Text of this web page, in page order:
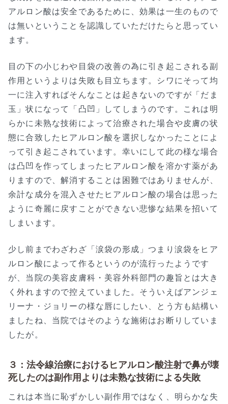
アルロン酸は安全であるために、効果は一生のもので
は無いということを認識していただけたらと思ってい
ます。
目の下の小じわや目袋の改善の為に引き起こされる副
作用というよりは失敗も目立ちます。シワにそって均
一に注入すればそんなことは起きないのですが「だま
玉」状になって「凸凹」してしまうのです。これは明
らかに未熟な技術によって治療された場合や皮膚の状
態に合致したヒアルロン酸を選択しなかったことによ
って引き起こされています。幸いにして此の様な場合
は凸凹を作ってしまったヒアルロン酸を溶かす薬があ
りますので、解消することは困難ではありませんが、
余計な成分を混入させたヒアルロン酸の場合は思った
ように奇麗に戻すことができない悲惨な結果を招いて
しまいます。
少し前までわざわざ「涙袋の形成」つまり涙袋をヒア
ルロン酸によって作るというのが流行ったようです
が、当院の美容皮膚科・美容外科部門の趣旨とは大き
く外れますので控えていました。そういえばアンジェ
リーナ・ジョリーの様な唇にしたい、とう方も結構い
ましたね、当院ではそのような施術はお断りしていま
したが。
３：法令線治療におけるヒアルロン酸注射で鼻が壊
死したのは副作用よりは未熟な技術による失敗
これは本当に恥ずかしい副作用ではなく、明らかな失